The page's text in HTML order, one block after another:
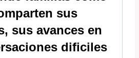
sus
sus avances en
dificiles